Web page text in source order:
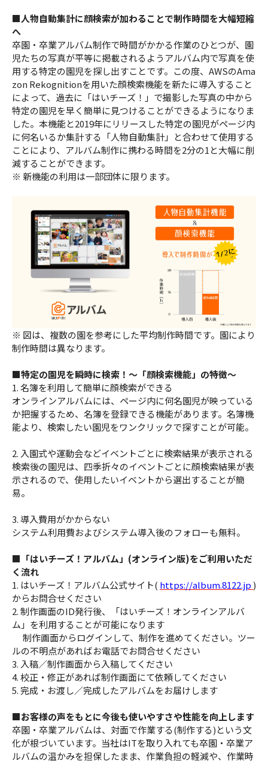
■人物自動集計に顔検索が加わることで制作時間を大幅短縮
へ
卒園・卒業アルバム制作で時間がかかる作業のひとつが、園
児たちの写真が平等に掲載されるようアルバム内で写真を使
用する特定の園児を探し出すことです。この度、AWSのAma
zon Rekognitionを用いた顔検索機能を新たに導入すること
によって、過去に「はいチーズ！」で撮影した写真の中から
特定の園児を早く簡単に見つけることができるようになりま
した。本機能と2019年にリリースした特定の園児がページ内
に何名いるか集計する「人物自動集計」と合わせて使用する
ことにより、アルバム制作に携わる時間を2分の1と大幅に削
減することができます。
※ 新機能の利用は一部団体に限ります。
※ 図は、複数の園を参考にした平均制作時間です。園により
制作時間は異なります。
■特定の園児を瞬時に検索！～「顔検索機能」の特徴～
1. 名簿を利用して簡単に顔検索ができる
オンラインアルバムには、ページ内に何名園児が映っている
か把握するため、名簿を登録できる機能があります。名簿機
能より、検索したい園児をワンクリックで探すことが可能。
2. 入園式や運動会などイベントごとに検索結果が表示される
検索後の園児は、四季折々のイベントごとに顔検索結果が表
示されるので、使用したいイベントから選出することが簡
易。
3. 導入費用がかからない
システム利用費およびシステム導入後のフォローも無料。
■「はいチーズ！アルバム」(オンライン版)をご利用いただ
く流れ
1. はいチーズ！アルバム公式サイト( https://album.8122.jp )
からお問合せください
2. 制作画面のID発行後、「はいチーズ！オンラインアルバ
ム」を利用することが可能になります
制作画面からログインして、制作を進めてください。ツー
ルの不明点があればお電話でお問合せください
3. 入稿／制作画面から入稿してください
4. 校正・修正があれば制作画面にて依頼してください
5. 完成・お渡し／完成したアルバムをお届けします
■お客様の声をもとに今後も使いやすさや性能を向上します
卒園・卒業アルバムは、対面で作業する(制作する)という文
化が根づいています。当社はITを取り入れても卒園・卒業ア
ルバムの温かみを担保したまま、作業負担の軽減や、作業時